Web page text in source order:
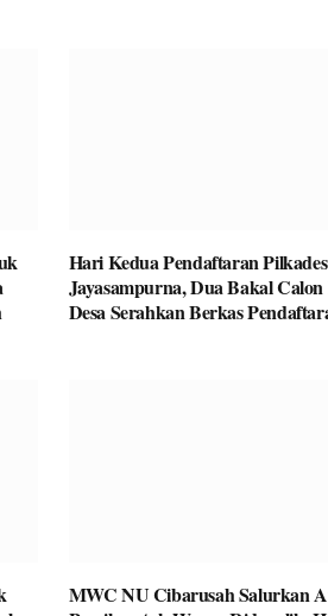
Hari Kedua Pendaftaran Pilkades
Jayasampurna, Dua Bakal
Desa Serahkan Berkas
MWC NU Cibarusah Salurkan